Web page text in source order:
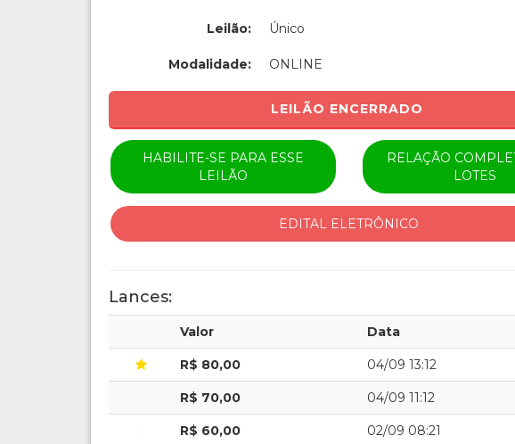
Leilão: Único
Modalidade: ONLINE
LEILÃO ENCERRADO
HABILITE-SE PARA ESSE
LEILÃO
RELAÇÃO
LOTES
EDITAL ELETRÔNICO
Lances:
Valor Data
R$ 80,00 04/09 13:12
R$ 70,00 04/09 11:12
R$ 60,00 02/09 08:21